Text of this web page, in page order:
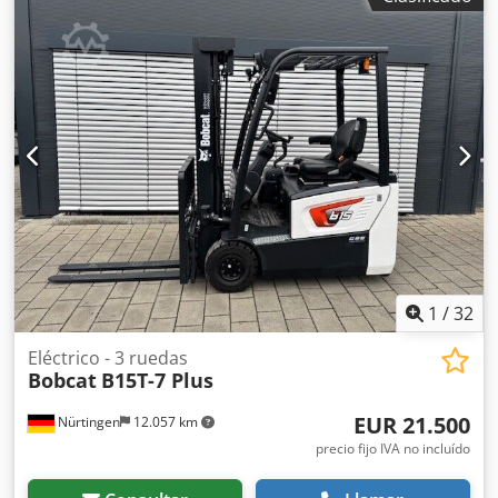
1 /32
Nürtingen 12.057 km
Eléctrico - 3 ruedas
Bobcat B15T-7 Plus
EUR 21.500
precio fijo IVA no incluído